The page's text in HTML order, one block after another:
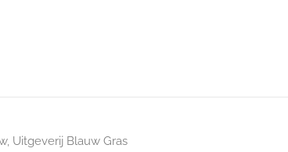
, Uitgeverij Blauw Gras